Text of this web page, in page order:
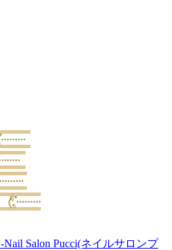
Salon Pucci(ネイルサロンプ